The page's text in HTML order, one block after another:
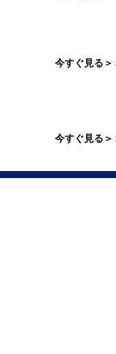
今すぐ見る＞
今すぐ見る＞